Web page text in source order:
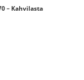
– Kahvilasta